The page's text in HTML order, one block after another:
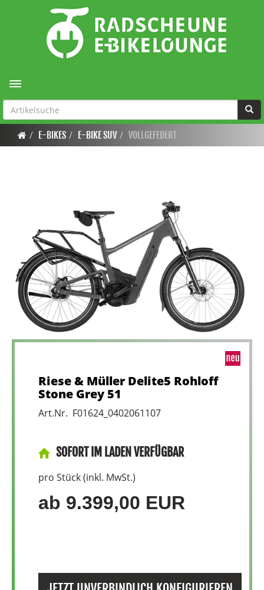
Toggle navigation
E-BIKES E-BIKE SUV VOLLGEFEDERT
Riese & Müller Delite5 Rohloff
Stone Grey 51
Art.Nr. F01624_0402061107
SOFORT IM LADEN VERFÜGBAR
pro Stück (inkl. MwSt.)
ab 9.399,00 EUR